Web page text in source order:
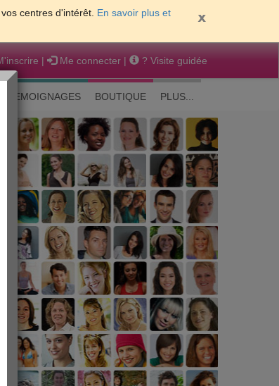
centres d'intérêt. En savoir plus et
| Me connecter | ? Visite guidée
TEMOIGNAGES BOUTIQUE PLUS...